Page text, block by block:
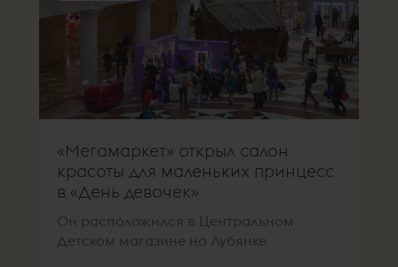
«Мегамаркет» открыл салон
красоты для маленьких принцесс
в «День девочек»
Он расположился в Центральном
Детском магазине на Лубянке